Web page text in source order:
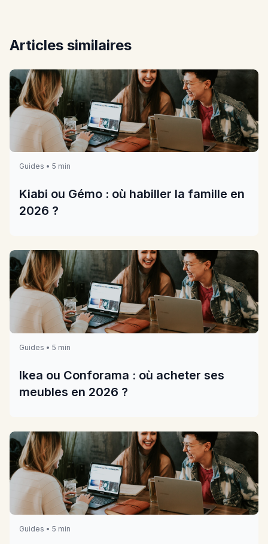
Articles similaires
Guides • 5 min
Kiabi ou Gémo : où habiller la famille en
2026 ?
Guides • 5 min
Ikea ou Conforama : où acheter ses
meubles en 2026 ?
Guides • 5 min